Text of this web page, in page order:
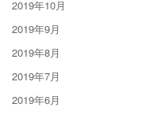
2019年10月
2019年9月
2019年8月
2019年7月
2019年6月